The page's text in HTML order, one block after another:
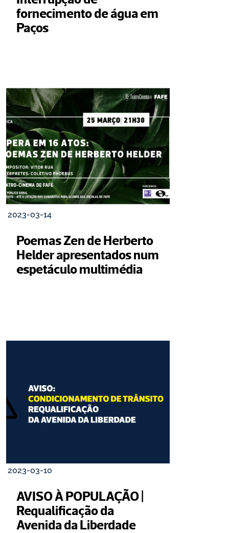
fornecimento de água em
2023-03-14
Poemas Zen de Herberto
Helder apresentados num
espetáculo multimédia
2023-03-10
AVISO À POPULAÇÃO |
Requalificação da